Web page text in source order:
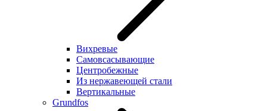
Вихревые
Самовсасывающие
Центробежные
Из нержавеющей стали
Вертикальные
Grundfos